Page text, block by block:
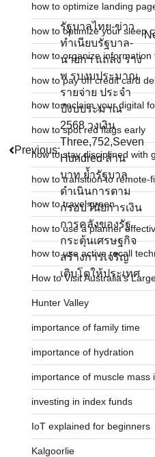
Previous:
รัฐบาลไทย-ข่าว
ทำเนียบรัฐบาล-
นายกฯ แถลง ร่าง
พ รบงบประมาณ
รายจ่าย ประจำ
ปีงบประมาณ
2568 วงเงิน
Three,752,Seven
Hundred ล้าน
บาท ย้ำรัฐบาล
ดำเนินการตาม
กรอบวินัยการเงิน
การคลังของรัฐ
กระตุ้นเศรษฐกิจ
สร้างการเจริญ
เติบโตให้ประเทศ
how to optimize landing
how to optimize your sleep
how to organize
how to pay off credit card
how to reclaim your digital
how to spot red flags early
how to stay disciplined with
how to transition to remote-
how to travel green
how to use a planner
how to use active recall
How to Visit Australia’s
Hunter Valley
importance of family time
importance of hydration
importance of muscle mass
investing in index funds
IoT explained for beginners
Kalgoorlie